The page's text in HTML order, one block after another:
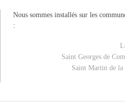
Nous sommes installés sur les
:
Saint Georges de
Saint Martin de la